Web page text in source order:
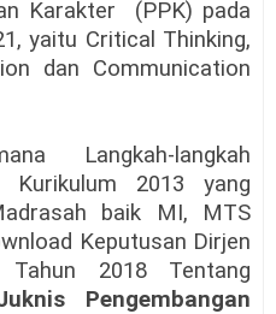
Karakter (PPK) pada
yaitu Critical Thinking,
dan Communication
Langkah-langkah
Kurikulum 2013 yang
baik MI, MTS
Keputusan Dirjen
2018 Tentang
Pengembangan